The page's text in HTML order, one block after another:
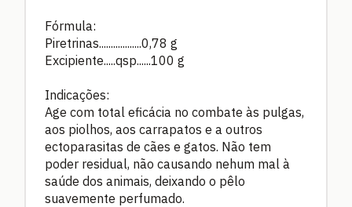
Fórmula:
Piretrinas..................0,78 g
Excipiente.....qsp......100 g
Indicações:
Age com total eficácia no combate às pulgas,
aos piolhos, aos carrapatos e a outros
ectoparasitas de cães e gatos. Não tem
poder residual, não causando nehum mal à
saúde dos animais, deixando o pêlo
suavemente perfumado.